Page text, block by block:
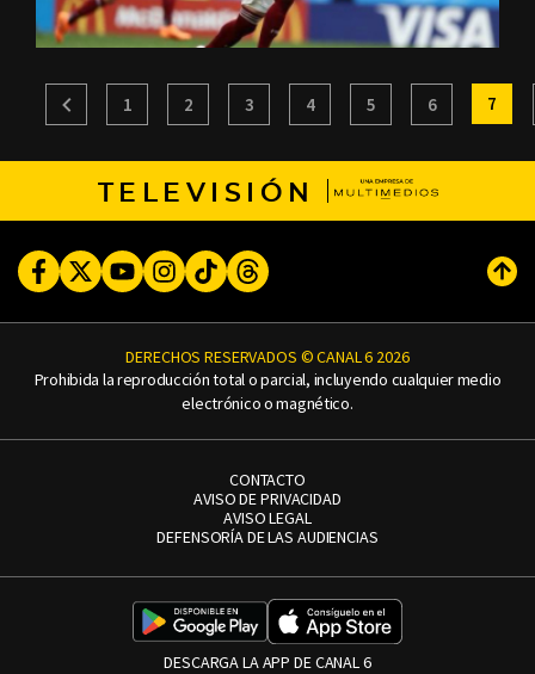
1 2 3 4 5 6 7
TELEVISIÓN
FacebookTwitterYoutubeInstagram
TikTokThreads
DERECHOS RESERVADOS © CANAL 6 2026
Prohibida la reproducción total o parcial, incluyendo cualquier medio
electrónico o magnético.
CONTACTO
AVISO DE PRIVACIDAD
AVISO LEGAL
DEFENSORÍA DE LAS AUDIENCIAS
DESCARGA LA APP DE CANAL 6